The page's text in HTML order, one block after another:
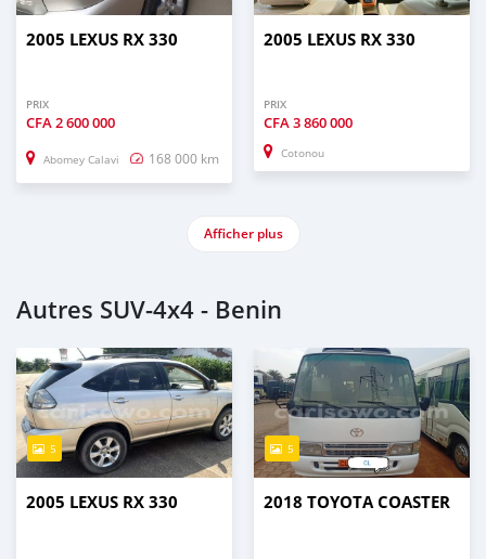
2005 LEXUS RX 330
PRIX
CFA2 600 000
Abomey Calavi 168 000 km
2005 LEXUS RX 330
PRIX
CFA3 860 000
Cotonou
Afficher plus
Autres SUV‒4x4 - Benin
5
2005 LEXUS RX 330
5
2018 TOYOTA COASTER